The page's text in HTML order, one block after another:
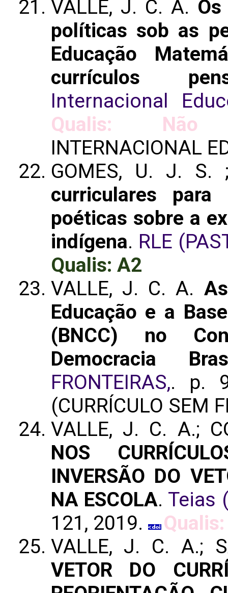
VALLE, J. C. A.
políticas sob as
Educação
currículos
Internacional
Qualis: Não
INTERNACIONAL
GOMES, U. J.
curriculares
poéticas sobre a
indígena. RLE
Qualis: A2
VALLE, J. C. A.
Educação e a
(BNCC) no
Democracia
FRONTEIRAS,. p.
(CURRÍCULO SEM
VALLE, J. C. A.;
NOS
INVERSÃO DO
NA ESCOLA. Teias
121, 2019.
VALLE, J. C. A.;
VETOR DO